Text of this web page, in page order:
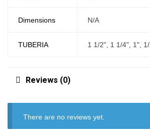
Dimensions N/A
TUBERIA 1 1/2", 1 1/4", 1",
Reviews (0)
There are no reviews yet.